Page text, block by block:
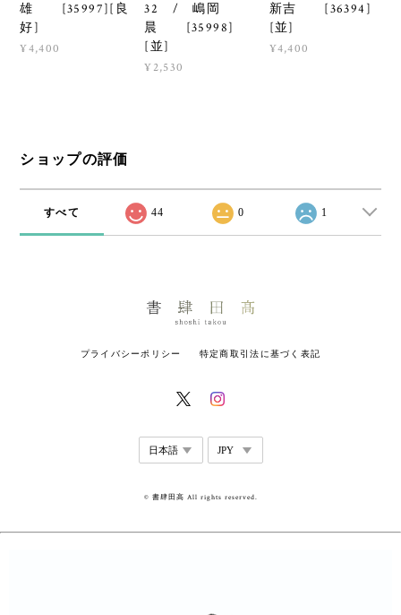
雄 [35997][良
好]
¥4,400
32 / 嶋岡
晨 [35998]
[並]
¥2,530
新吉 [36394]
[並]
¥4,400
ショップの評価
すべて 44 0 1
プライバシーポリシー 特定商取引法に基づく表記
© 書肆田高 All rights reserved.